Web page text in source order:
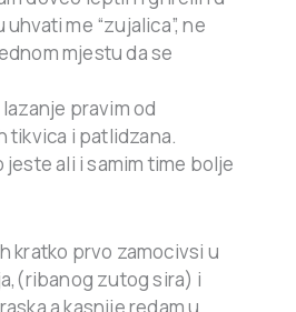
me “zujalica”, ne
mjestu da se
pravim od
tikvica i patlidzana.
ali i samim time bolje
kratko prvo zamocivsi u
zutog sira) i